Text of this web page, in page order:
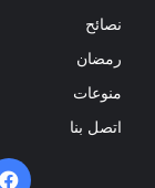
نصائح
رمضان
منوعات
اتصل بنا